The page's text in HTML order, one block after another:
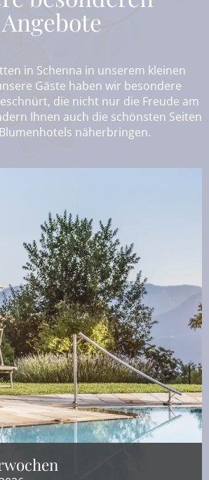
Angebote
in Schenna in unserem kleinen
Gäste haben wir besondere
die nicht nur die Freude am
Ihnen auch die schönsten Seiten
näherbringen.